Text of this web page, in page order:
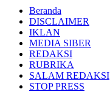
Beranda
DISCLAIMER
IKLAN
MEDIA SIBER
REDAKSI
RUBRIKA
SALAM REDAKSI
STOP PRESS